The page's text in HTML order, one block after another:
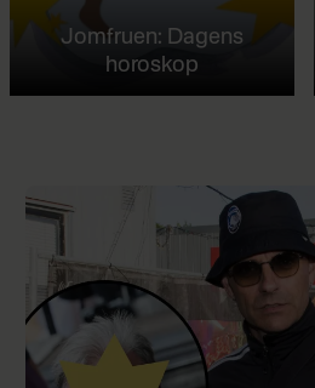
Jomfruen: Dagens
horoskop